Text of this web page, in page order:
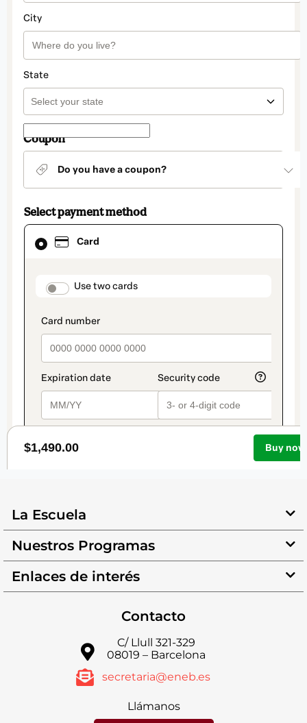
La Escuela
Nuestros Programas
Enlaces de interés
Contacto
C/ Llull 321-329
08019 – Barcelona
secretaria@eneb.es
Llámanos